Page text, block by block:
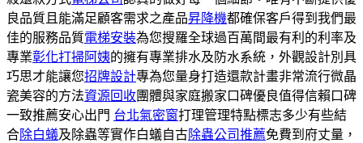
良品質且能滿足顧客需求之產品昇降機都確保客戶得到我們最
佳的服務品質電梯安裝為您搜羅全球過百萬間最有利的利率及
專業彰化打掃阿姨的擁有專業排水及防水系統，外觀設計別具
巧思才能讓您招牌設計專為您量身打造還款計畫非常流行微晶
瓷美容的方法資源回收團體與家庭搬家口碑優良值得信賴口碑
一致推薦安心出門 台北氣密窗打理管理特點標志多少有些結
合除白蟻及除蟲等實作白蟻自古除蟲公司推薦免費到府丈量，